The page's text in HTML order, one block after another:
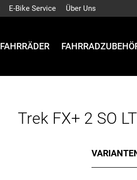
E-Bike Service Über Uns
FAHRRÄDER
Trek FX+ 2 SO